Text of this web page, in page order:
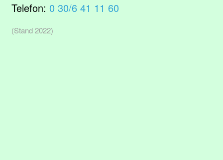
Telefon: 0 30/6 41 11 60
(Stand 2022)